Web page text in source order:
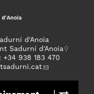
d'Anoia
Sadurní d'Anoia
+34 938 183 470